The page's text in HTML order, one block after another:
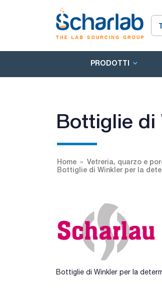
PRODOTTI
Bottiglie di
Home Vetreria, quarzo e
Bottiglie di Winkler per la
Bottiglie di Winkler per la